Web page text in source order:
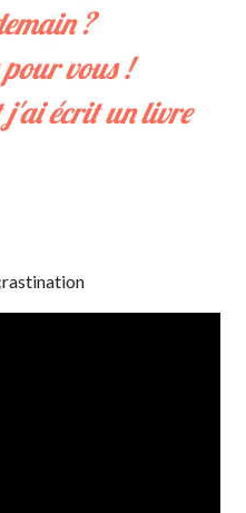
?
pour vous !
j'ai écrit un livre